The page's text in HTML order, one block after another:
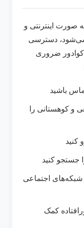
صورت اینترنتی و
دسترسی
ضروری
باشید
و کوهستانی را
کنید
جستجو کنید
شبکه‌های اجتماعی
کمک